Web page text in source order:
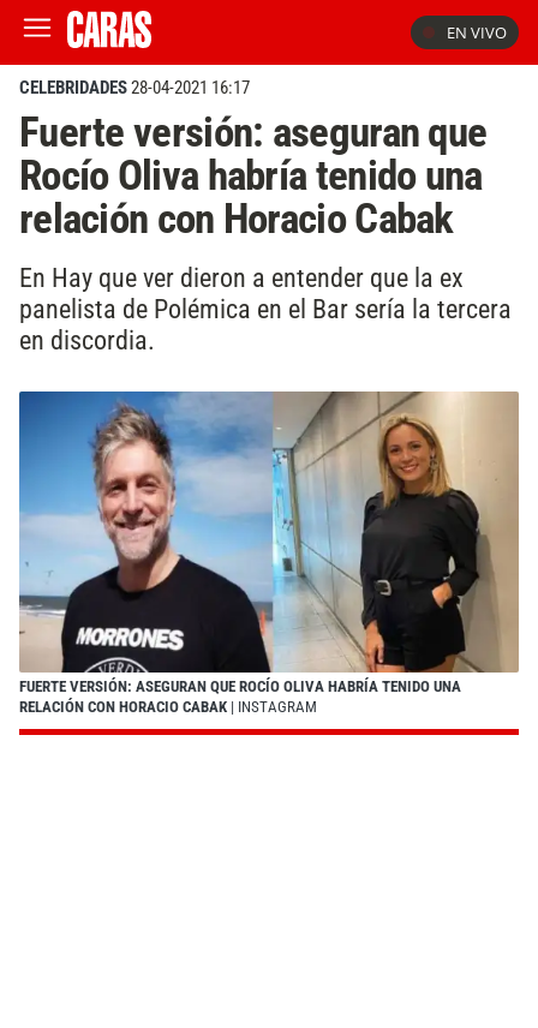
EN VIVO
CELEBRIDADES28-04-2021 16:17
Fuerte versión: aseguran que
Rocío Oliva habría tenido una
relación con Horacio Cabak
En Hay que ver dieron a entender que la ex
panelista de Polémica en el Bar sería la tercera
en discordia.
FUERTE VERSIÓN: ASEGURAN QUE ROCÍO OLIVA HABRÍA TENIDO UNA
RELACIÓN CON HORACIO CABAK | INSTAGRAM